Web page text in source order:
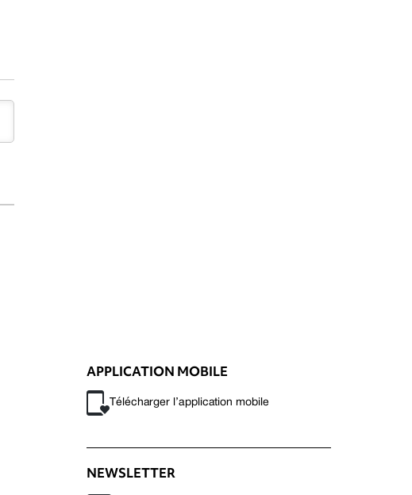
APPLICATION MOBILE
Télécharger l’application mobile
NEWSLETTER